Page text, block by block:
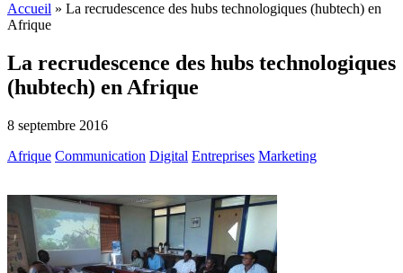
Accueil » La recrudescence des hubs technologiques (hubtech) en
Afrique
La recrudescence des hubs technologiques
(hubtech) en Afrique
8 septembre 2016
Afrique Communication Digital Entreprises Marketing